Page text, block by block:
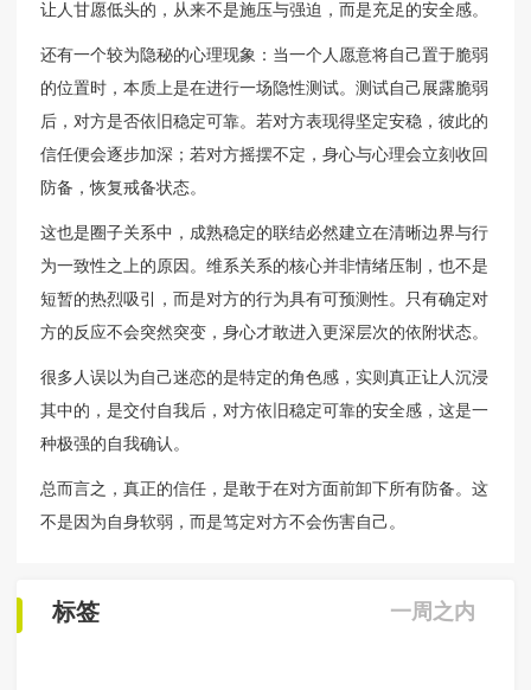
让人甘愿低头的，从来不是施压与强迫，而是充足的安全感。
还有一个较为隐秘的心理现象：当一个人愿意将自己置于脆弱
的位置时，本质上是在进行一场隐性测试。测试自己展露脆弱
后，对方是否依旧稳定可靠。若对方表现得坚定安稳，彼此的
信任便会逐步加深；若对方摇摆不定，身心与心理会立刻收回
防备，恢复戒备状态。
这也是圈子关系中，成熟稳定的联结必然建立在清晰边界与行
为一致性之上的原因。维系关系的核心并非情绪压制，也不是
短暂的热烈吸引，而是对方的行为具有可预测性。只有确定对
方的反应不会突然突变，身心才敢进入更深层次的依附状态。
很多人误以为自己迷恋的是特定的角色感，实则真正让人沉浸
其中的，是交付自我后，对方依旧稳定可靠的安全感，这是一
种极强的自我确认。
总而言之，真正的信任，是敢于在对方面前卸下所有防备。这
不是因为自身软弱，而是笃定对方不会伤害自己。
标签 一周之内